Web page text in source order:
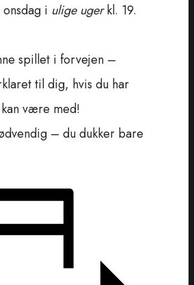
i ulige ugerkl. 19.
spillet i forvejen –
til dig, hvis du har
være med!
– du dukker bare